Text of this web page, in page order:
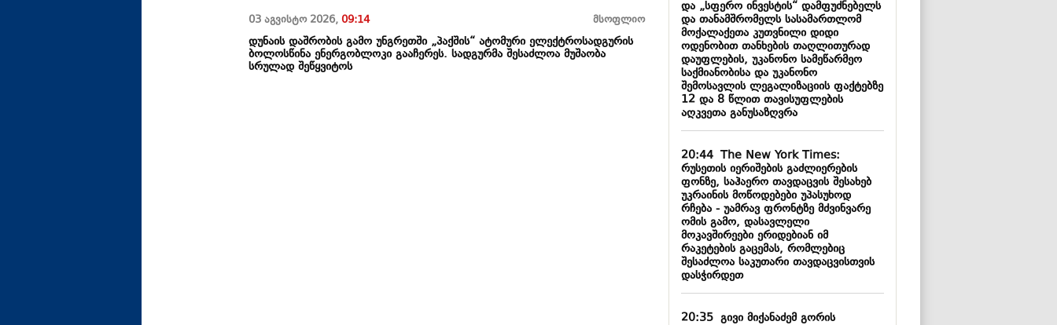
03 აგვისტო 2026,09:14 მსოფლიო
დუნაის დაშრობის გამო უნგრეთში „პაქშის“ ატომური ელექტროსადგურის
ბოლოსწინა ენერგობლოკი გააჩერეს. სადგურმა შესაძლოა მუშაობა
სრულად შეწყვიტოს
და „სფერო ინვესტის“ დამფუძნებელს
და თანამშრომელს სასამართლომ
მოქალაქეთა კუთვნილი დიდი
ოდენობით თანხების თაღლითურად
დაუფლების, უკანონო სამეწარმეო
საქმიანობისა და უკანონო
შემოსავლის ლეგალიზაციის ფაქტებზე
12 და 8 წლით თავისუფლების
აღკვეთა განუსაზღვრა
20:44The New York Times:
რუსეთის იერიშების გაძლიერების
ფონზე, საჰაერო თავდაცვის შესახებ
უკრაინის მოწოდებები უპასუხოდ
რჩება - უამრავ ფრონტზე მძვინვარე
ომის გამო, დასავლელი
მოკავშირეები ერიდებიან იმ
რაკეტების გაცემას, რომლებიც
შესაძლოა საკუთარი თავდაცვისთვის
დასჭირდეთ
20:35გივი მიქანაძემ გორის